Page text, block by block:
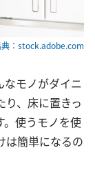
典：stock.adobe.com
なモノがダイニ
り、床に置きっ
。使うモノを使
は簡単になるの